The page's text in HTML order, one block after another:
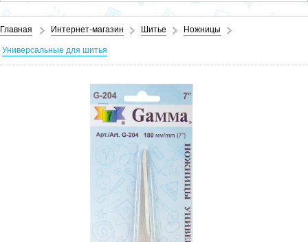
Главная Интернет-магазин Шитье Ножницы
Универсальные для шитья